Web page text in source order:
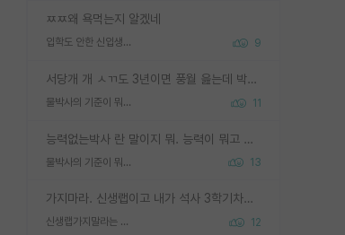
ㅉㅉ왜 욕먹는지 알겠네
입학도 안한 신입생이 원래 관심을 받나요 9
서당개 개 ㅅㄲ도 3년이면 풍월 읊는데 박사 5년 이상 대리고 있으면서 물된건 교수 탓 맞는ㄱ게 거기가 서당이 아니란 소리임
물박사의 기준이 뭐임? 11
능력없는박사 란 말이지 뭐. 능력이 뭐고 능력이 있다는게 뭔지는 사람마다 기준이 다르니까 얘기해봐야 서로 자기 기준만 얘기해서 논쟁이 끝이 안나고. 주위에서 능력있고 야심있는 신입생이 교수가 유의미한 피드백을 아예 안주면서 제대로된 과제에 참여해볼 기회도 제공하지 않고 잡일 뺑뺑이만 돌려서 맨날 단순작업만 하면서 밤새다가 눈빛이 점점 죽어가는걸 본 사람은 물박사는 교수탓이라고 하고, 교수는 이것저것 알려도 주고 기회도 주고 사수 동기 붙여주면서 어떻게든 끌고가려고 하는데 본인이 매일 뺀질거리면서 출근 하는둥마는둥 하다가 기껏 와서도 폰이나 쳐다보다가 실험 망치고 저녁약속있어서 먼저 가볼게요~ 하는걸 본 사람은 물박사는 본인탓이라고 함.
물박사의 기준이 뭐임? 13
가지마라. 신생랩이고 내가 석사 3학기차인데 최고참인데 나도 아무것도 모르는데 교수가 후배들 왜 논문 교육 안시키냐. 논문 왜 안 써오냐 닦달한다
신생랩가지말라는 이유가 있었구나 12